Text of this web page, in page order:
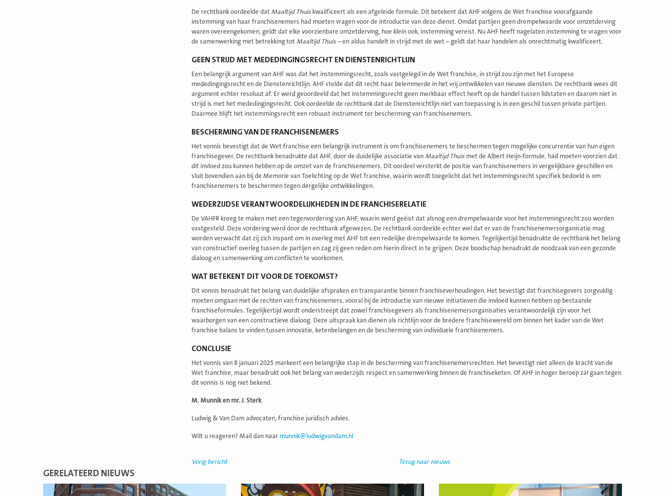
De rechtbank oordeelde dat Maaltijd Thuis kwalificeert als een afgeleide formule. Dit betekent dat AHF volgens de Wet franchise voorafgaande
instemming van haar franchisenemers had moeten vragen voor de introductie van deze dienst. Omdat partijen geen drempelwaarde voor omzetderving
waren overeengekomen, geldt dat elke voorzienbare omzetderving, hoe klein ook, instemming vereist. Nu AHF heeft nagelaten instemming te vragen voor
de samenwerking met betrekking tot Maaltijd Thuis – en aldus handelt in strijd met de wet – geldt dat haar handelen als onrechtmatig kwalificeert.
GEEN STRIJD MET MEDEDINGINGSRECHT EN DIENSTENRICHTLIJN
Een belangrijk argument van AHF was dat het instemmingsrecht, zoals vastgelegd in de Wet franchise, in strijd zou zijn met het Europese
mededingingsrecht en de Dienstenrichtlijn. AHF stelde dat dit recht haar belemmerde in het vrij ontwikkelen van nieuwe diensten. De rechtbank wees dit
argument echter resoluut af. Er werd geoordeeld dat het instemmingsrecht geen merkbaar effect heeft op de handel tussen lidstaten en daarom niet in
strijd is met het mededingingsrecht. Ook oordeelde de rechtbank dat de Dienstenrichtlijn niet van toepassing is in een geschil tussen private partijen.
Daarmee blijft het instemmingsrecht een robuust instrument ter bescherming van franchisenemers.
BESCHERMING VAN DE FRANCHISENEMERS
Het vonnis bevestigt dat de Wet franchise een belangrijk instrument is om franchisenemers te beschermen tegen mogelijke concurrentie van hun eigen
franchisegever. De rechtbank benadrukte dat AHF, door de duidelijke associatie van Maaltijd Thuis met de Albert Heijn-formule, had moeten voorzien dat
dit invloed zou kunnen hebben op de omzet van de franchisenemers. Dit oordeel versterkt de positie van franchisenemers in vergelijkbare geschillen en
sluit bovendien aan bij de Memorie van Toelichting op de Wet franchise, waarin wordt toegelicht dat het instemmingsrecht specifiek bedoeld is om
franchisenemers te beschermen tegen dergelijke ontwikkelingen.
WEDERZIJDSE VERANTWOORDELIJKHEDEN IN DE FRANCHISERELATIE
De VAHFR kreeg te maken met een tegenvordering van AHF, waarin werd geëist dat alsnog een drempelwaarde voor het instemmingsrecht zou worden
vastgesteld. Deze vordering werd door de rechtbank afgewezen. De rechtbank oordeelde echter wel dat er van de franchisenemersorganisatie mag
worden verwacht dat zij zich inspant om in overleg met AHF tot een redelijke drempelwaarde te komen. Tegelijkertijd benadrukte de rechtbank het belang
van constructief overleg tussen de partijen en zag zij geen reden om hierin direct in te grijpen. Deze boodschap benadrukt de noodzaak van een gezonde
dialoog en samenwerking om conflicten te voorkomen.
WAT BETEKENT DIT VOOR DE TOEKOMST?
Dit vonnis benadrukt het belang van duidelijke afspraken en transparantie binnen franchiseverhoudingen. Het bevestigt dat franchisegevers zorgvuldig
moeten omgaan met de rechten van franchisenemers, vooral bij de introductie van nieuwe initiatieven die invloed kunnen hebben op bestaande
franchiseformules. Tegelijkertijd wordt onderstreept dat zowel franchisegevers als franchisenemersorganisaties verantwoordelijk zijn voor het
waarborgen van een constructieve dialoog. Deze uitspraak kan dienen als richtlijn voor de bredere franchisewereld om binnen het kader van de Wet
franchise balans te vinden tussen innovatie, ketenbelangen en de bescherming van individuele franchisenemers.
CONCLUSIE
Het vonnis van 8 januari 2025 markeert een belangrijke stap in de bescherming van franchisenemersrechten. Het bevestigt niet alleen de kracht van de
Wet franchise, maar benadrukt ook het belang van wederzijds respect en samenwerking binnen de franchiseketen. Of AHF in hoger beroep zal gaan tegen
dit vonnis is nog niet bekend.
M. Munnik en mr. J. Sterk
Ludwig & Van Dam advocaten, franchise juridisch advies.
Wilt u reageren? Mail dan naar munnik@ludwigvandam.nl
Vorig bericht Terug naar nieuws
GERELATEERD NIEUWS
Lees
Lees